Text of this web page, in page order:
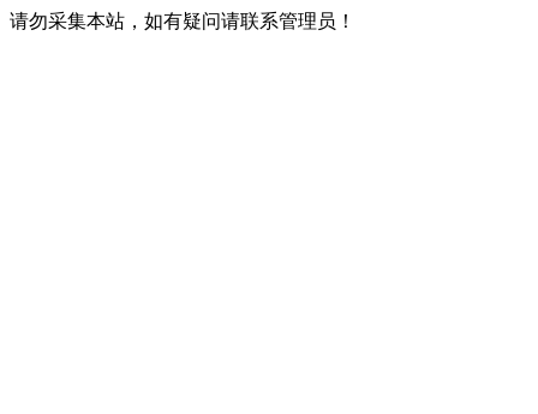
请勿采集本站，如有疑问请联系管理员！